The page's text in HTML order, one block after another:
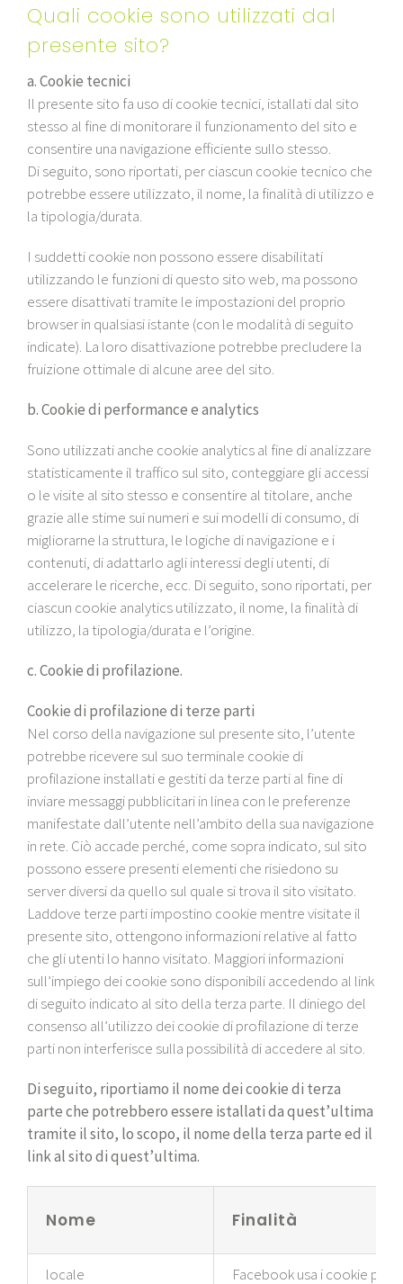
Quali cookie sono utilizzati dal
presente sito?
a. Cookie tecnici
Il presente sito fa uso di cookie tecnici, istallati dal sito
stesso al fine di monitorare il funzionamento del sito e
consentire una navigazione efficiente sullo stesso.
Di seguito, sono riportati, per ciascun cookie tecnico che
potrebbe essere utilizzato, il nome, la finalità di utilizzo e
la tipologia/durata.
I suddetti cookie non possono essere disabilitati
utilizzando le funzioni di questo sito web, ma possono
essere disattivati tramite le impostazioni del proprio
browser in qualsiasi istante (con le modalità di seguito
indicate). La loro disattivazione potrebbe precludere la
fruizione ottimale di alcune aree del sito.
b. Cookie di performance e analytics
Sono utilizzati anche cookie analytics al fine di analizzare
statisticamente il traffico sul sito, conteggiare gli accessi
o le visite al sito stesso e consentire al titolare, anche
grazie alle stime sui numeri e sui modelli di consumo, di
migliorarne la struttura, le logiche di navigazione e i
contenuti, di adattarlo agli interessi degli utenti, di
accelerare le ricerche, ecc. Di seguito, sono riportati, per
ciascun cookie analytics utilizzato, il nome, la finalità di
utilizzo, la tipologia/durata e l’origine.
c. Cookie di profilazione.
Cookie di profilazione di terze parti
Nel corso della navigazione sul presente sito, l’utente
potrebbe ricevere sul suo terminale cookie di
profilazione installati e gestiti da terze parti al fine di
inviare messaggi pubblicitari in linea con le preferenze
manifestate dall’utente nell’ambito della sua navigazione
in rete. Ciò accade perché, come sopra indicato, sul sito
possono essere presenti elementi che risiedono su
server diversi da quello sul quale si trova il sito visitato.
Laddove terze parti impostino cookie mentre visitate il
presente sito, ottengono informazioni relative al fatto
che gli utenti lo hanno visitato. Maggiori informazioni
sull’impiego dei cookie sono disponibili accedendo al link
di seguito indicato al sito della terza parte. Il diniego del
consenso all’utilizzo dei cookie di profilazione di terze
parti non interferisce sulla possibilità di accedere al sito.
Di seguito, riportiamo il nome dei cookie di terza
parte che potrebbero essere istallati da quest’ultima
tramite il sito, lo scopo, il nome della terza parte ed il
link al sito di quest’ultima.
Nome Finalità
locale Facebook usa i cookie per